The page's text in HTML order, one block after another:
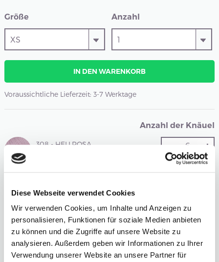
Diese Webseite verwendet Cookies
Wir verwenden Cookies, um Inhalte und Anzeigen zu
personalisieren, Funktionen für soziale Medien anbieten
zu können und die Zugriffe auf unsere Website zu
analysieren. Außerdem geben wir Informationen zu Ihrer
Verwendung unserer Website an unsere Partner für
Größe Anzahl
IN DEN WARENKORB
Voraussichtliche Lieferzeit: 3-7 Werktage
Anzahl der Knäuel
308 - HELLROSA +
304 - BEIGE
Farbwahl öffnen
Farbwahl öffnen
-